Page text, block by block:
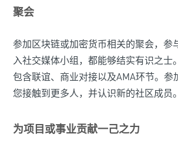
聚会
参加区块链或加密货币相关的聚会，参
入社交媒体小组，都能够结实有识之士
包含联谊、商业对接以及AMA环节。参
您接触到更多人，并认识新的社区成员。
为项目或事业贡献一己之力